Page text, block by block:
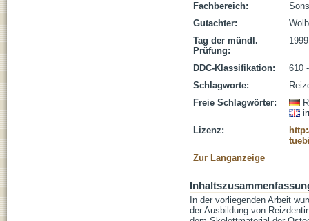
Fachbereich:
Gutachter:
Tag der mündl.
Prüfung:
DDC-Klassifikation:
610
Schlagworte:
Freie Schlagwörter:
Lizenz:
Zur Langanzeige
In der vorliegenden Arbeit
der Ausbildung von